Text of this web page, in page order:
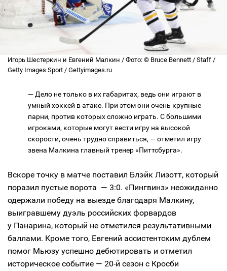
Игорь Шестеркин и Евгений Малкин / Фото: © Bruce Bennett / Staff /
Getty Images Sport / Gettyimages.ru
— Дело не только в их габаритах, ведь они играют в
умный хоккей в атаке. При этом они очень крупные
парни, против которых сложно играть. С большими
игроками, которые могут вести игру на высокой
скорости, очень трудно справиться, — отметил игру
звена Малкина главный тренер «Питтсбурга».
Вскоре точку в матче поставил Блэйк Лизотт, который
поразил пустые ворота — 3:0. «Пингвинз» неожиданно
одержали победу на выезде благодаря Малкину,
выигравшему дуэль российских форвардов
у Панарина, который не отметился результативными
баллами. Кроме того, Евгений ассистентским дублем
помог Мьюзу успешно дебютировать и отметил
историческое событие — 20-й сезон с Кросби